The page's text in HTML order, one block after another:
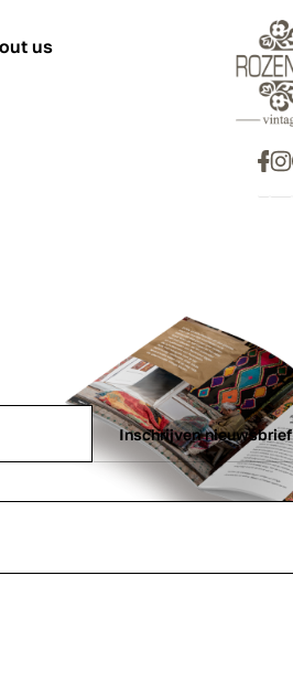
us
Inschrijven nieuwsbrief